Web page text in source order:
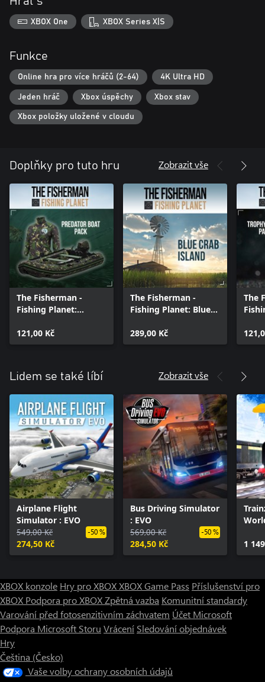
XBOX One XBOX Series X|S
Funkce
Online hra pro více hráčů (2-64) 4K Ultra HD
Jeden hráč Xbox úspěchy Xbox stav
Xbox položky uložené v cloudu
Doplňky pro tuto hru Zobrazit vše
The Fisherman -
Fishing Planet:
121,00 Kč
The Fisherman -
Fishing Planet: Blue
Expansion
289,00 Kč
The
Lidem se také líbí Zobrazit vše
Airplane Flight
Simulator : EVO
549,00 Kč
274,50 Kč
-50 %
Bus Driving Simulator
: EVO
569,00 Kč
284,50 Kč
-50 %
1
XBOX konzole Hry pro XBOXXBOX Game Pass Příslušenství pro
XBOX Podpora pro XBOXZpětná vazba Komunitní standardy
Varování před fotosenzitivním záchvatem Účet Microsoft
Podpora Microsoft Storu Vrácení Sledování objednávek
Hry
Čeština (Česko)
Vaše volby ochrany osobních údajů